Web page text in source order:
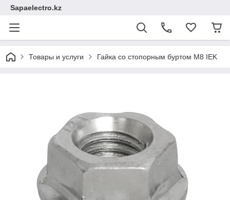
Sapaelectro.kz
Товары и услуги Гайка со стопорным буртом М8 IEK